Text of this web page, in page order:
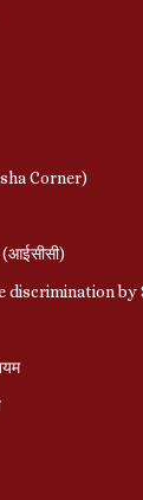
Corner)
discrimination by